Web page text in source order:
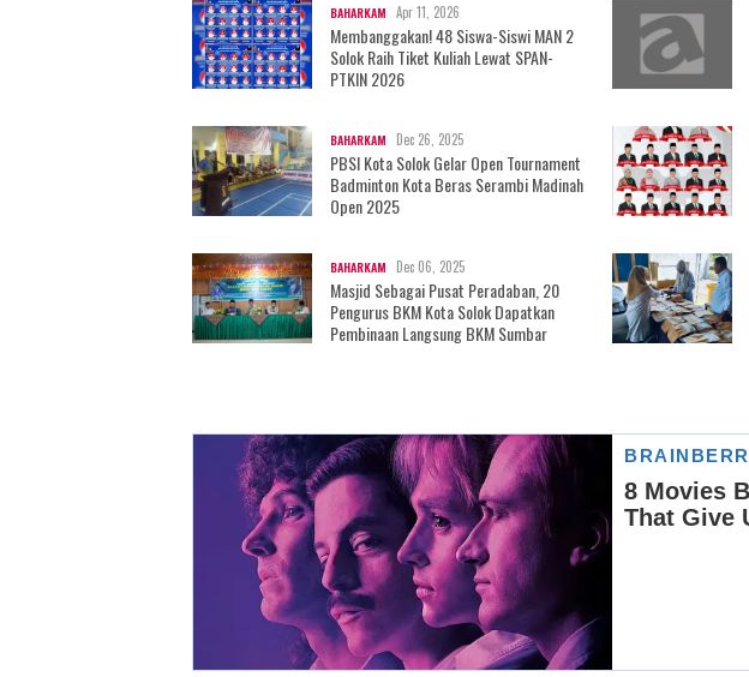
BAHARKAM Apr 11, 2026
Membanggakan! 48 Siswa-Siswi MAN 2
Solok Raih Tiket Kuliah Lewat SPAN-
PTKIN 2026
BAHARKAM Dec 26, 2025
PBSI Kota Solok Gelar Open Tournament
Badminton Kota Beras Serambi Madinah
Open 2025
BAHARKAM Dec 06, 2025
Masjid Sebagai Pusat Peradaban, 20
Pengurus BKM Kota Solok Dapatkan
Pembinaan Langsung BKM Sumbar